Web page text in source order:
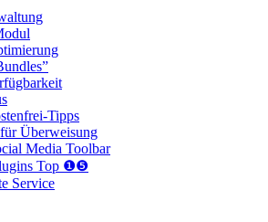
Tipps
Überweisung
Media Toolbar
Top ❶❺
Service